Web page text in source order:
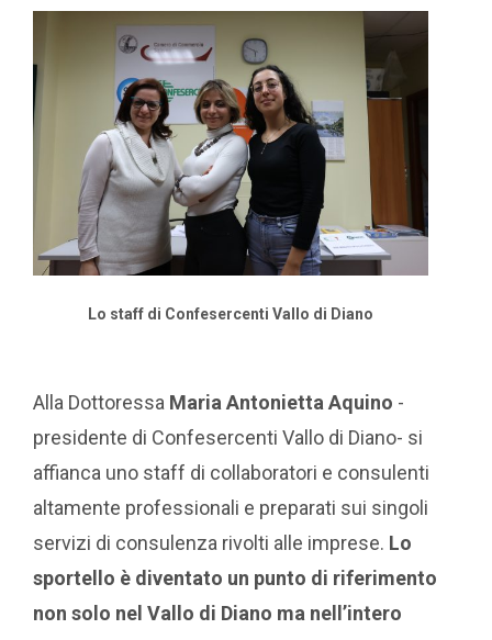
Lo staff di Confesercenti Vallo di Diano
Alla Dottoressa Maria Antonietta Aquino -
presidente di Confesercenti Vallo di Diano- si
affianca uno staff di collaboratori e consulenti
altamente professionali e preparati sui singoli
servizi di consulenza rivolti alle imprese. Lo
sportello è diventato un punto di riferimento
non solo nel Vallo di Diano ma nell’intero